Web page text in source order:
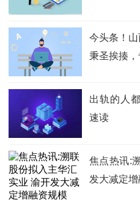
今头条！
秉圣挨揍
出轨的人
速读
焦点热讯:
发大减定